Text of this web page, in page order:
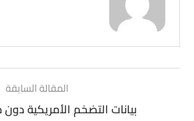
المقالة السابقة
بيانات التضخم الأمريكية